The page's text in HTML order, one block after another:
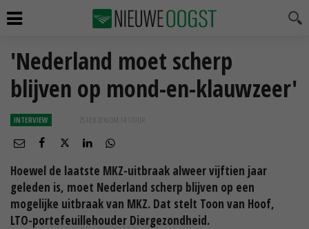
'Nederland moet scherp
blijven op mond-en-klauwzeer'
INTERVIEW 25 FEB 2016 OM 14:17
Hoewel de laatste MKZ-uitbraak alweer vijftien jaar
geleden is, moet Nederland scherp blijven op een
mogelijke uitbraak van MKZ. Dat stelt Toon van Hoof,
LTO-portefeuillehouder Diergezondheid.